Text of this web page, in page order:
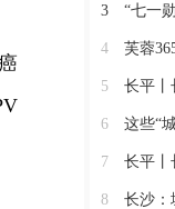
3 “七一
4 芙蓉
5 长平丨
6 这些“城
7 长平丨
8 长沙：